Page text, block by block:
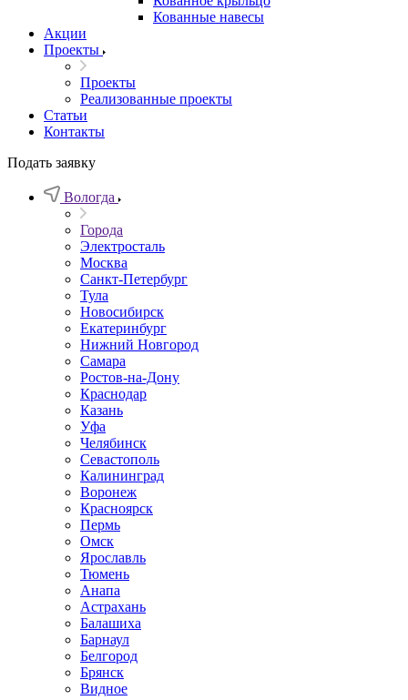
Кованные навесы
Акции
Проекты
Проекты
Реализованные проекты
Статьи
Контакты
Подать заявку
Вологда
Города
Электросталь
Москва
Санкт-Петербург
Тула
Новосибирск
Екатеринбург
Нижний Новгород
Самара
Ростов-на-Дону
Краснодар
Казань
Уфа
Челябинск
Севастополь
Калининград
Воронеж
Красноярск
Пермь
Омск
Ярославль
Тюмень
Анапа
Астрахань
Балашиха
Барнаул
Белгород
Брянск
Видное